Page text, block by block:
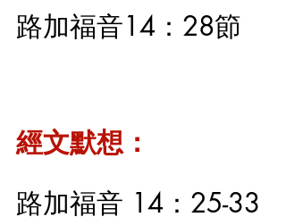
路加福音14：28節
經文默想：
路加福音 14：25-33